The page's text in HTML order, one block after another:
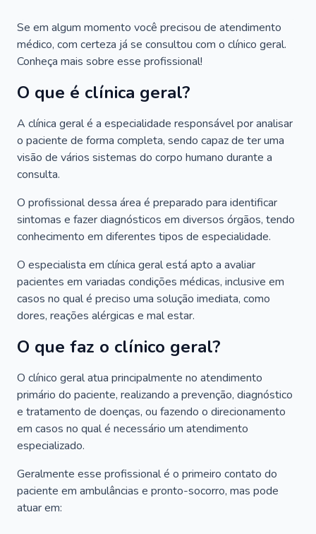
Se em algum momento você precisou de atendimento
médico, com certeza já se consultou com o clínico geral.
Conheça mais sobre esse profissional!
O que é clínica geral?
A clínica geral é a especialidade responsável por analisar
o paciente de forma completa, sendo capaz de ter uma
visão de vários sistemas do corpo humano durante a
consulta.
O profissional dessa área é preparado para identificar
sintomas e fazer diagnósticos em diversos órgãos, tendo
conhecimento em diferentes tipos de especialidade.
O especialista em clínica geral está apto a avaliar
pacientes em variadas condições médicas, inclusive em
casos no qual é preciso uma solução imediata, como
dores, reações alérgicas e mal estar.
O que faz o clínico geral?
O clínico geral atua principalmente no atendimento
primário do paciente, realizando a prevenção, diagnóstico
e tratamento de doenças, ou fazendo o direcionamento
em casos no qual é necessário um atendimento
especializado.
Geralmente esse profissional é o primeiro contato do
paciente em ambulâncias e pronto-socorro, mas pode
atuar em: